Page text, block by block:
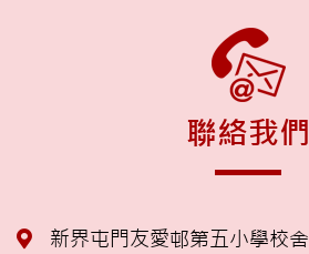
聯絡我們
新界屯門友愛邨第五小學校舍